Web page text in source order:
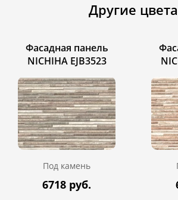
Другие цвета
Фасадная панель
NICHIHA EJB3523
Под камень
6718 руб.